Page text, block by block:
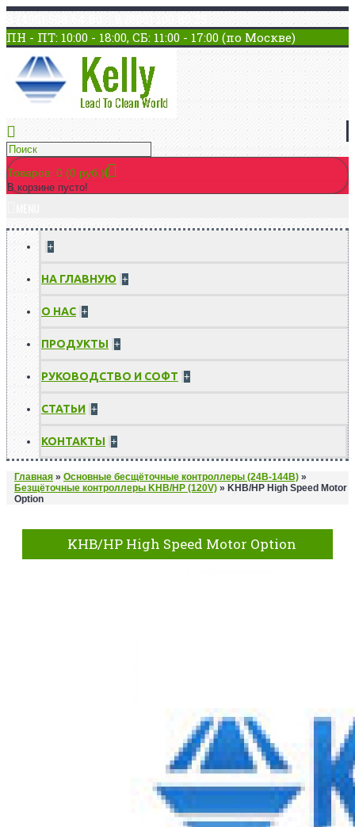
ПН - ПТ: 10:00 - 18:00, СБ: 11:00 - 17:00 (по Москве)
Товаров: 0 (0 руб.)
В корзине пусто!
+
НА ГЛАВНУЮ +
О НАС +
ПРОДУКТЫ +
РУКОВОДСТВО И СОФТ +
СТАТЬИ +
КОНТАКТЫ +
Главная » Основные бесщёточные контроллеры (24В-144В) »
Безщёточные контроллеры KHB/HP (120V) » KHB/HP High Speed Motor
Option
KHB/HP High Speed Motor Option